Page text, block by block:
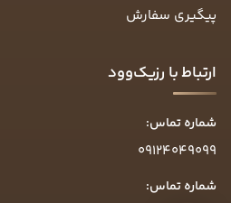
پیگیری سفارش
ارتباط با رزیک‌وود
شماره تماس:
09124049099
شماره تماس: